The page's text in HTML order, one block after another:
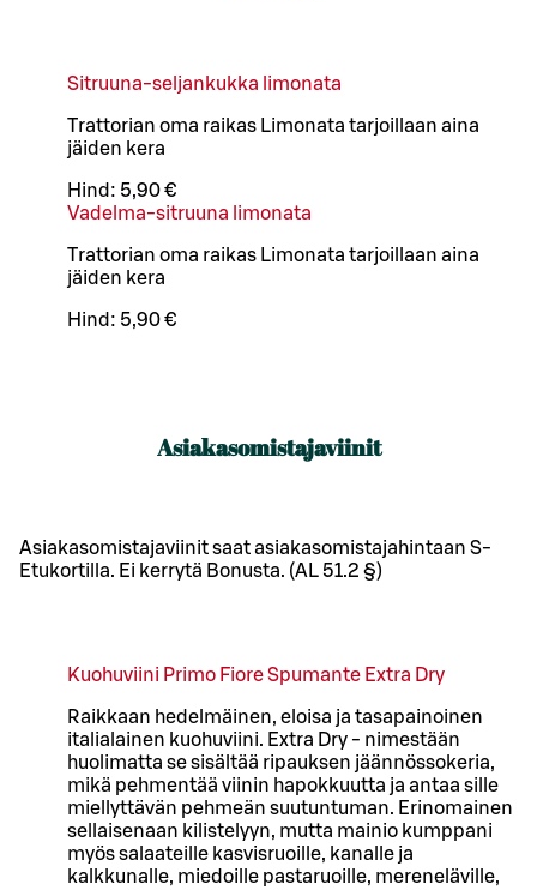
Sitruuna-seljankukka limonata
Trattorian oma raikas Limonata tarjoillaan aina
jäiden kera
Hind: 5,90 €
Vadelma-sitruuna limonata
Trattorian oma raikas Limonata tarjoillaan aina
jäiden kera
Hind: 5,90 €
Asiakasomistajaviinit
Asiakasomistajaviinit saat asiakasomistajahintaan S-
Etukortilla. Ei kerrytä Bonusta. (AL 51.2 §)
Kuohuviini Primo Fiore Spumante Extra Dry
Raikkaan hedelmäinen, eloisa ja tasapainoinen
italialainen kuohuviini. Extra Dry - nimestään
huolimatta se sisältää ripauksen jäännössokeria,
mikä pehmentää viinin hapokkuutta ja antaa sille
miellyttävän pehmeän suutuntuman. Erinomainen
sellaisenaan kilistelyyn, mutta mainio kumppani
myös salaateille kasvisruoille, kanalle ja
kalkkunalle, miedoille pastaruoille, mereneläville,